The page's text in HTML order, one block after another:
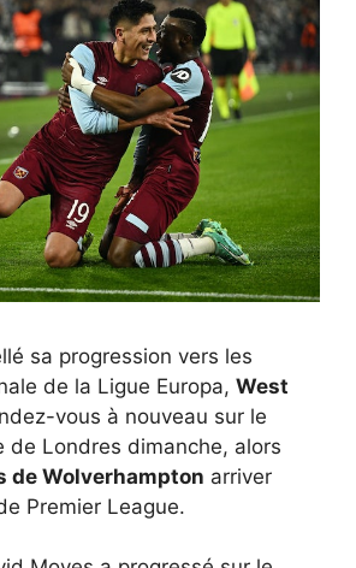
sa progression vers les
de la Ligue Europa, West
vous à nouveau sur le
de Londres dimanche, alors
de Wolverhampton arriver
Premier League.